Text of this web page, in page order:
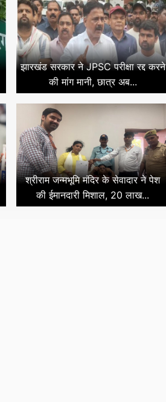
झारखंड सरकार ने JPSC परीक्षा रद्द करने
की मांग मानी, छात्र अब...
श्रीराम जन्मभूमि मंदिर के सेवादार ने पेश
की ईमानदारी मिशाल, 20 लाख...